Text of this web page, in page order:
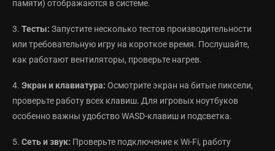
памяти) отображаются в системе.
3. Тесты: Запустите несколько тестов производительности
или требовательную игру на короткое время. Послушайте,
как работают вентиляторы, проверьте нагрев.
4. Экран и клавиатура: Осмотрите экран на битые пиксели,
проверьте работу всех клавиш. Для игровых ноутбуков
особенно важны удобство WASD-клавиш и подсветка.
5. Сеть и звук: Проверьте подключение к Wi-Fi, работу